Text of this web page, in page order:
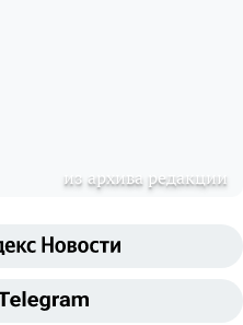
из архива редакции